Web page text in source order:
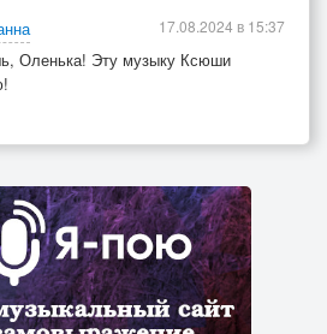
Оленька! Эту музыку Ксюши
17.08.2024 в 15:37